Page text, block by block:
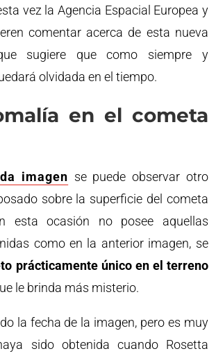
vez la Agencia Espacial Europea y
comentar acerca de esta nueva
sugiere que como siempre y
olvidada en el tiempo.
en el cometa
imagen se puede observar otro
sobre la superficie del cometa
esta ocasión no posee aquellas
como en la anterior imagen, se
prácticamente único en el terreno
le brinda más misterio.
la fecha de la imagen, pero es muy
sido obtenida cuando Rosetta